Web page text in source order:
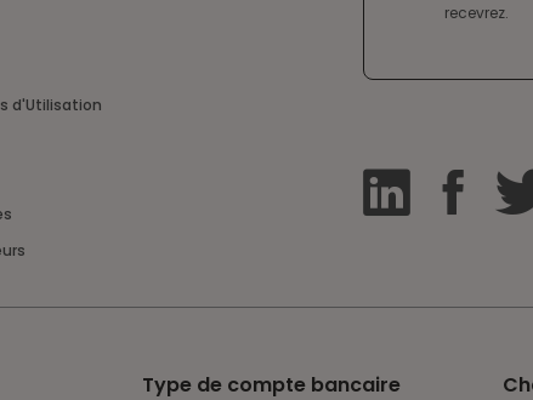
d'Utilisation
recevrez.
Type de compte bancaire